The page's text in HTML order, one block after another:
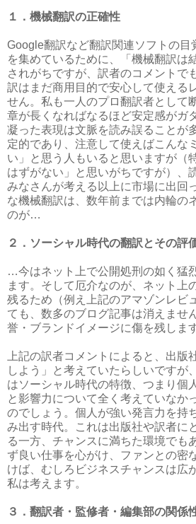
１．機械翻訳の正確性
Google翻訳など翻訳関連ソフトの目
を集めているために、「機械翻訳は
されがちですが、訳者のコメントで
訳はまだ商用目的で安心して使える
せん。私も一人のプロ翻訳者として
章が長くなればなるほど安定感がガ
凝った表現は文脈を読み誤ることが
定的であり、注意して使えばこんな
い」と思う人もいると思いますが（
はずがない」と思いがちですが）、
みなさんが考える以上に市場に出回
な機械翻訳は、数年前までは内輪の
のが…
２．ソーシャル時代の翻訳とその評
…今はネット上で公開処刑の如く猛
ます。そして厄介なのが、ネット上
残るため（例え上記のアマゾンレビ
ても、数多のブログ記事は消えませ
誉・ブランドイメージに傷を残します
上記の訳者コメントによると、出版
しよう」と考えていたらしいですが
はソーシャル時代の特徴、つまり個
と影響力について全く考えていなか
のでしょう。個人が強い発言力を持
み出す時代。これは出版社や訳者に
る一方、チャンスに満ちた環境でも
ず良い仕事を心がけ、ファンとの密
けば、むしろビジネスチャンスは広
私は考えます。
３．翻訳者・監修者・編集部の関係